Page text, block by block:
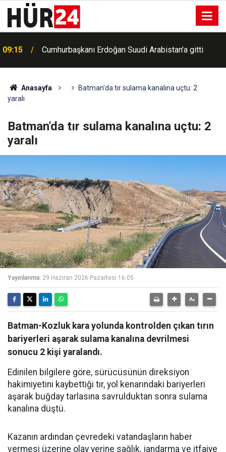
09:15 Cumhurbaşkanı Erdoğan Suudi Arabistan'a gitti
Anasayfa
Batman'da tır sulama kanalına uçtu: 2
yaralı
Batman'da tır sulama kanalına uçtu: 2
yaralı
Yayınlanma: 29 Haziran 2026 Pazartesi 16:05
Batman-Kozluk kara yolunda kontrolden çıkan tırın
bariyerleri aşarak sulama kanalına devrilmesi
sonucu 2 kişi yaralandı.
Edinilen bilgilere göre, sürücüsünün direksiyon
hakimiyetini kaybettiği tır, yol kenarındaki bariyerleri
aşarak buğday tarlasına savrulduktan sonra sulama
kanalına düştü.
Kazanın ardından çevredeki vatandaşların haber
vermesi üzerine olay yerine sağlık, jandarma ve itfaiye